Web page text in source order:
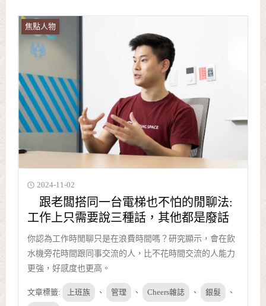
焦點人物
2024-11-02
跟老闆搭同一台電梯也不怕的閒聊法:
工作上只需要說三種話，其他都是廢話
你認為工作時閒聊只是在浪費時間嗎？研究顯示，會在飲
水機旁花時間跟同事交流的人，比不花時間交流的人能力
更強，好感度也更高。
文章標籤: 上班族 、 管理 、 Cheers雜誌 、 銀髮 、